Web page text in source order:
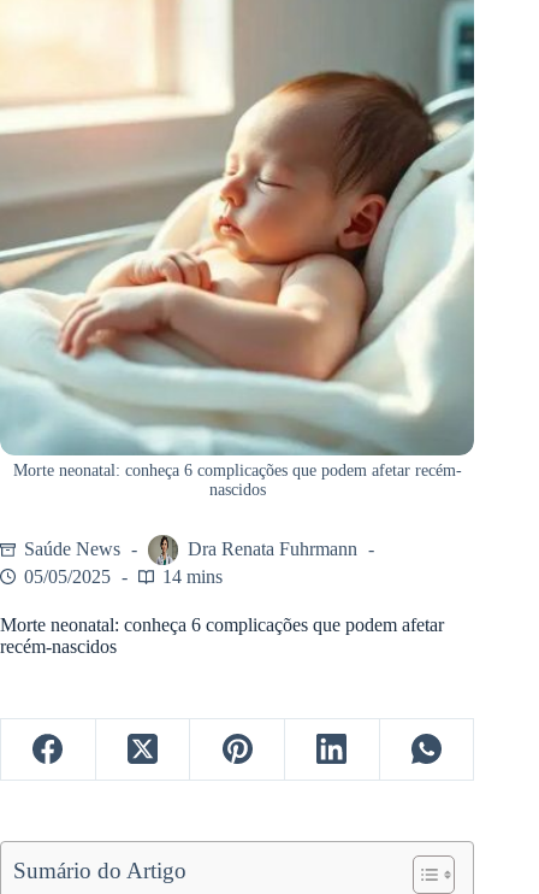
Morte neonatal: conheça 6 complicações que podem afetar recém-
nascidos
Saúde News
Dra Renata Fuhrmann
05/05/2025
14 mins
Morte neonatal: conheça 6 complicações que podem afetar
recém-nascidos
Sumário do Artigo